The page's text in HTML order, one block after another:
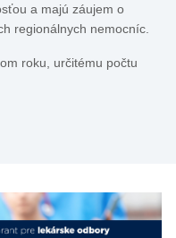
a majú záujem o
regionálnych nemocníc.
roku, určitému počtu